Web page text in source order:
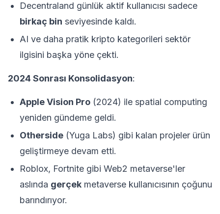
Decentraland günlük aktif kullanıcısı sadece
birkaç bin seviyesinde kaldı.
AI ve daha pratik kripto kategorileri sektör
ilgisini başka yöne çekti.
2024 Sonrası Konsolidasyon:
Apple Vision Pro (2024) ile spatial computing
yeniden gündeme geldi.
Otherside (Yuga Labs) gibi kalan projeler ürün
geliştirmeye devam etti.
Roblox, Fortnite gibi Web2 metaverse'ler
aslında gerçek metaverse kullanıcısının çoğunu
barındırıyor.